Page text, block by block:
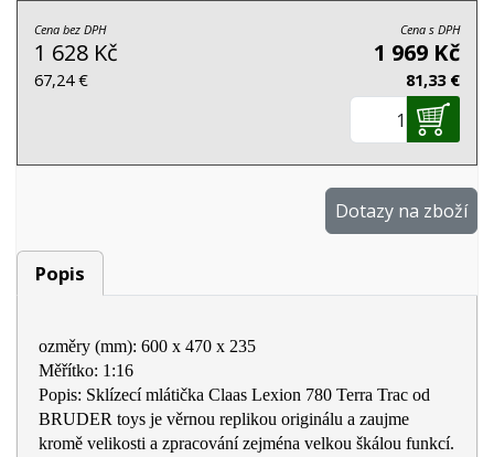
Cena bez DPH
1 628 Kč
67,24 €
Cena s DPH
1 969 Kč
81,33 €
Dotazy na zboží
Popis
ozměry (mm): 600 x 470 x 235
Měřítko: 1:16
Popis: Sklízecí mlátička Claas Lexion 780 Terra Trac od
BRUDER toys je věrnou replikou originálu a zaujme
kromě velikosti a zpracování zejména velkou škálou funkcí.